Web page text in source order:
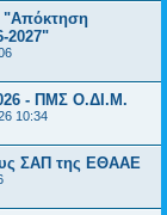
"Απόκτηση
2027"
- ΠΜΣ Ο.ΔΙ.Μ.
10:34
ΣΑΠ της ΕΘΑΑΕ